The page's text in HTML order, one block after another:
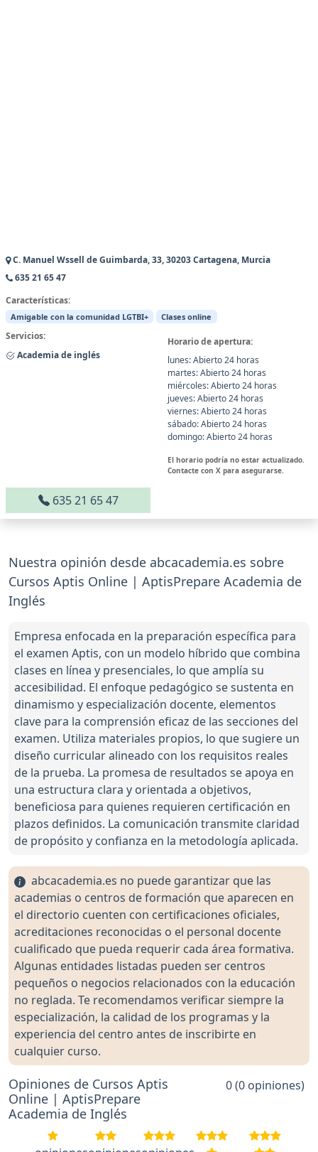
C. Manuel Wssell de Guimbarda, 33, 30203 Cartagena, Murcia
635 21 65 47
Características:
Amigable con la comunidad LGTBI+ Clases online
Servicios:
Academia de inglés
Horario de apertura:
lunes: Abierto 24 horas
martes: Abierto 24 horas
miércoles: Abierto 24 horas
jueves: Abierto 24 horas
viernes: Abierto 24 horas
sábado: Abierto 24 horas
domingo: Abierto 24 horas
El horario podría no estar actualizado.
Contacte con X para asegurarse.
635 21 65 47
Nuestra opinión desde abcacademia.es sobre
Cursos Aptis Online | AptisPrepare Academia de
Inglés
Empresa enfocada en la preparación específica para
el examen Aptis, con un modelo híbrido que combina
clases en línea y presenciales, lo que amplía su
accesibilidad. El enfoque pedagógico se sustenta en
dinamismo y especialización docente, elementos
clave para la comprensión eficaz de las secciones del
examen. Utiliza materiales propios, lo que sugiere un
diseño curricular alineado con los requisitos reales
de la prueba. La promesa de resultados se apoya en
una estructura clara y orientada a objetivos,
beneficiosa para quienes requieren certificación en
plazos definidos. La comunicación transmite claridad
de propósito y confianza en la metodología aplicada.
abcacademia.es no puede garantizar que las
academias o centros de formación que aparecen en
el directorio cuenten con certificaciones oficiales,
acreditaciones reconocidas o el personal docente
cualificado que pueda requerir cada área formativa.
Algunas entidades listadas pueden ser centros
pequeños o negocios relacionados con la educación
no reglada. Te recomendamos verificar siempre la
especialización, la calidad de los programas y la
experiencia del centro antes de inscribirte en
cualquier curso.
Opiniones de Cursos Aptis
Online | AptisPrepare
Academia de Inglés
0 (0 opiniones)